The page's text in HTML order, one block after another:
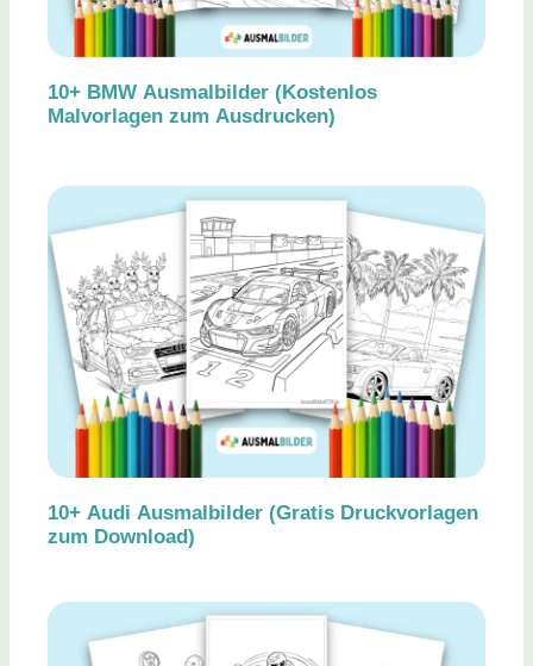
10+ BMW Ausmalbilder (Kostenlos
Malvorlagen zum Ausdrucken)
10+ Audi Ausmalbilder (Gratis Druckvorlagen
zum Download)